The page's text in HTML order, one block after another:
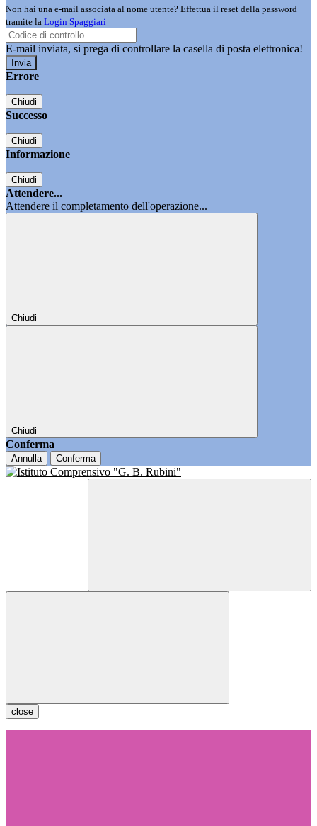
Non hai una e-mail associata al nome utente? Effettua il reset della password
tramite la Login Spaggiari
E-mail inviata, si prega di controllare la casella di posta elettronica!
Errore
Chiudi
Successo
Chiudi
Informazione
Chiudi
Attendere...
Attendere il completamento dell'operazione...
Chiudi
Chiudi
Conferma
Annulla Conferma
close